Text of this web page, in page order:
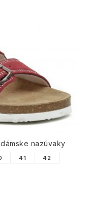
nazúvaky
41 42